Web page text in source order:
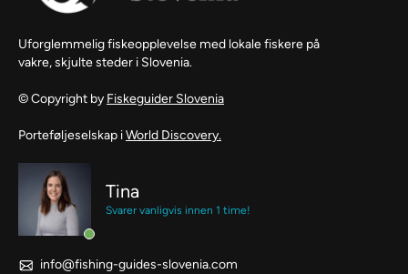
Uforglemmelig fiskeopplevelse med lokale fiskere på
vakre, skjulte steder i Slovenia.
© Copyright by Fiskeguider Slovenia
Porteføljeselskap iWorld Discovery.
Tina
Svarer vanligvis innen 1 time!
info@fishing-guides-slovenia.com